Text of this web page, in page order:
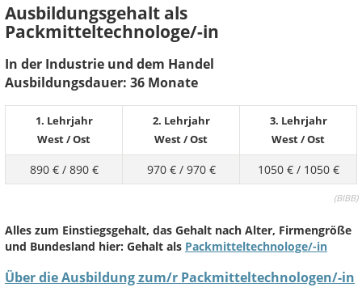
Ausbildungsgehalt als
Packmitteltechnologe/-in
In der Industrie und dem Handel
Ausbildungsdauer: 36 Monate
1. Lehrjahr
West/Ost
2. Lehrjahr
West/Ost
3. Lehrjahr
West/Ost
890 €/ 890 € 970 €/ 970 € 1050 €/ 1050 €
(BIBB)
Alles zum Einstiegsgehalt, das Gehalt nach Alter, Firmengröße
und Bundesland hier: Gehalt als Packmitteltechnologe/-in
Über die Ausbildung zum/r Packmitteltechnologen/-in